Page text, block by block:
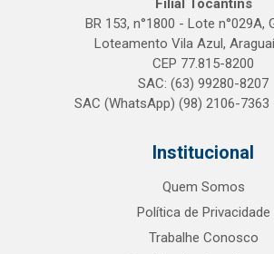
Filial Tocantins
BR 153, n°1800 - Lote n°029A,
Loteamento Vila Azul,
CEP 77.815-8200
SAC: (63) 99280-8207
SAC (WhatsApp) (98) 2106-7363
Institucional
Quem Somos
Política de Privacidade
Trabalhe Conosco